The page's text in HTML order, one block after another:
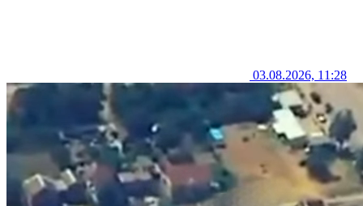
03.08.2026, 11:28